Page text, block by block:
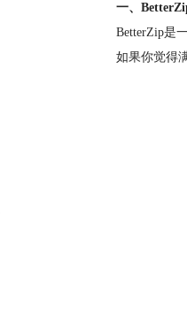
一、
BetterZip是
如果你觉得